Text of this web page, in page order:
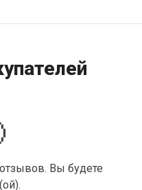
Вы будете